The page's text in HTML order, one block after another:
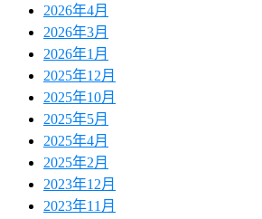
2026年4月
2026年3月
2026年1月
2025年12月
2025年10月
2025年5月
2025年4月
2025年2月
2023年12月
2023年11月